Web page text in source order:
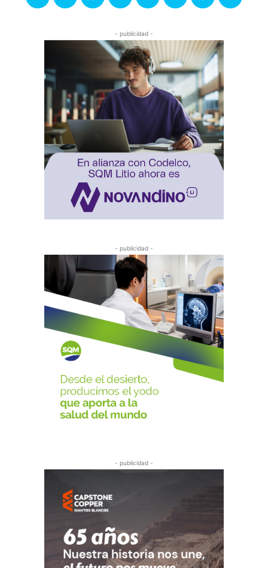
- publicidad -
- publicidad -
- publicidad -